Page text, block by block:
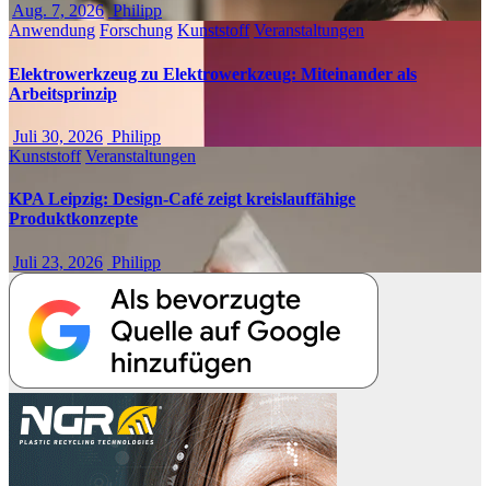
Aug. 7, 2026 Philipp
Anwendung Forschung Kunststoff Veranstaltungen
Elektrowerkzeug zu Elektrowerkzeug: Miteinander als
Arbeitsprinzip
Juli 30, 2026 Philipp
Kunststoff Veranstaltungen
KPA Leipzig: Design-Café zeigt kreislauffähige
Produktkonzepte
Juli 23, 2026 Philipp